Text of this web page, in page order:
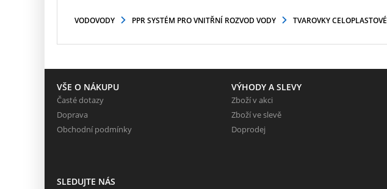
VODOVODY PPR SYSTÉM PRO VNITŘNÍ ROZVOD VODY TVAROVKY CELOPLASTOVÉ
VŠE O NÁKUPU
Časté dotazy
Doprava
Obchodní podmínky
VÝHODY A SLEVY
Zboží v akci
Zboží ve slevě
Doprodej
SLEDUJTE NÁS